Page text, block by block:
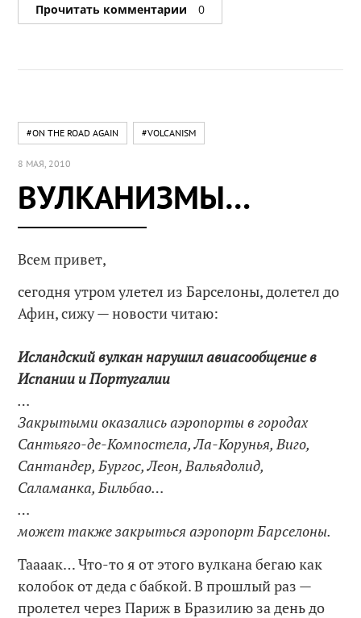
Прочитать комментарии 0
#ON THE ROAD AGAIN #VOLCANISM
8 МАЯ, 2010
ВУЛКАНИЗМЫ…
Всем привет,
сегодня утром улетел из Барселоны, долетел до
Афин, сижу — новости читаю:
Исландский вулкан нарушил авиасообщение в
Испании и Португалии
…
Закрытыми оказались аэропорты в городах
Сантьяго-де-Компостела, Ла-Корунья, Виго,
Сантандер, Бургос, Леон, Вальядолид,
Саламанка, Бильбао…
…
может также закрыться аэропорт Барселоны.
Таааак… Что-то я от этого вулкана бегаю как
колобок от деда с бабкой. В прошлый раз —
пролетел через Париж в Бразилию за день до